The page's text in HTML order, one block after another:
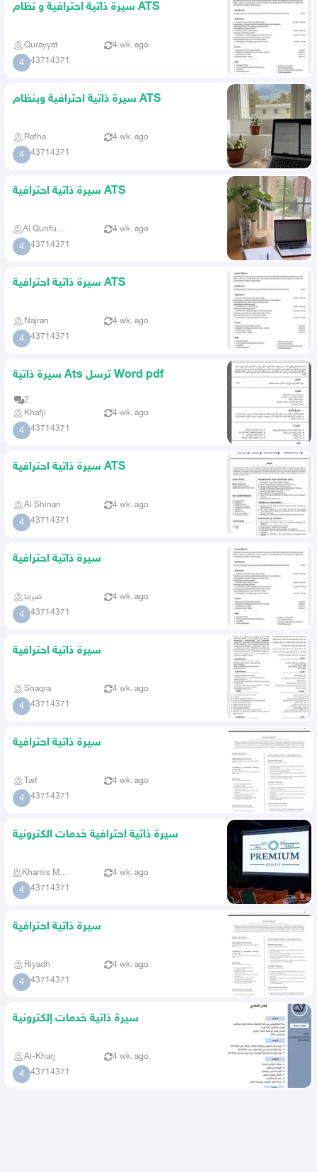
سيرة ذاتية احترافية و نظام ATS
Qurayyat 4 wk. ago
4 43714371
سيرة ذاتية احترافية وبنظام ATS
Rafha 4 wk. ago
4 43714371
سيرة ذاتية احترافية ATS
Al Qunfudhah 4 wk. ago
4 43714371
سيرة ذاتية احترافية ATS
Najran 4 wk. ago
4 43714371
سيرة ذاتية Ats ترسل Word pdf
2
Khafji
4 wk. ago
4 43714371
سيرة ذاتية احترافية ATS
Al Shinan 4 wk. ago
4 43714371
سيرة ذاتية احترافية
ضرما 4 wk. ago
4 43714371
سيرة ذاتية احترافية
Shaqra 4 wk. ago
4 43714371
سيرة ذاتية احترافية
Taif 4 wk. ago
4 43714371
سيرة ذاتية احترافية خدمات الكترونية
Khamis Mushait 4 wk. ago
4 43714371
سيرة ذاتية احترافية
Riyadh 4 wk. ago
4 43714371
سيرة ذاتية خدمات إلكترونية
Al-Kharj 4 wk. ago
4 43714371